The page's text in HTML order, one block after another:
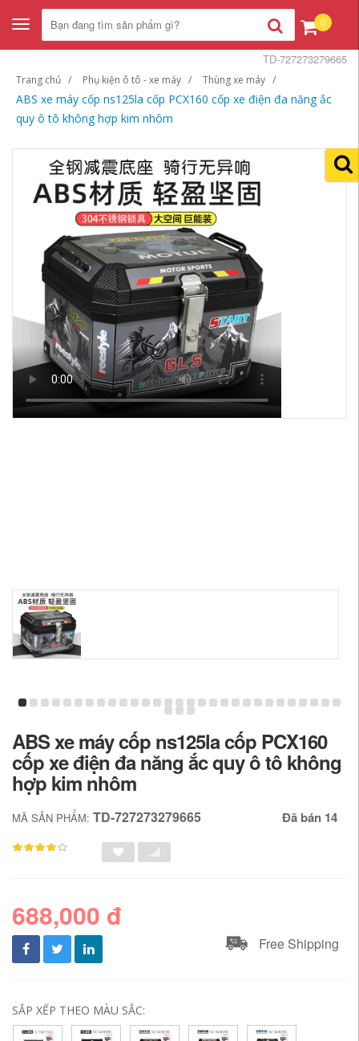
Toggle
navigation
0
Trang chủ Phụ kiện ô tô - xe máy Thùng xe máy
ABS xe máy cốp ns125la cốp PCX160 cốp xe điện đa năng ắc
quy ô tô không hợp kim nhôm
TD-727273279665
ABS xe máy cốp ns125la cốp PCX160
cốp xe điện đa năng ắc quy ô tô không
hợp kim nhôm
MÃ SẢN PHẨM: TD-727273279665 Đã bán 14
688,000 đ
Free Shipping
SẮP XẾP THEO MÀU SẮC: